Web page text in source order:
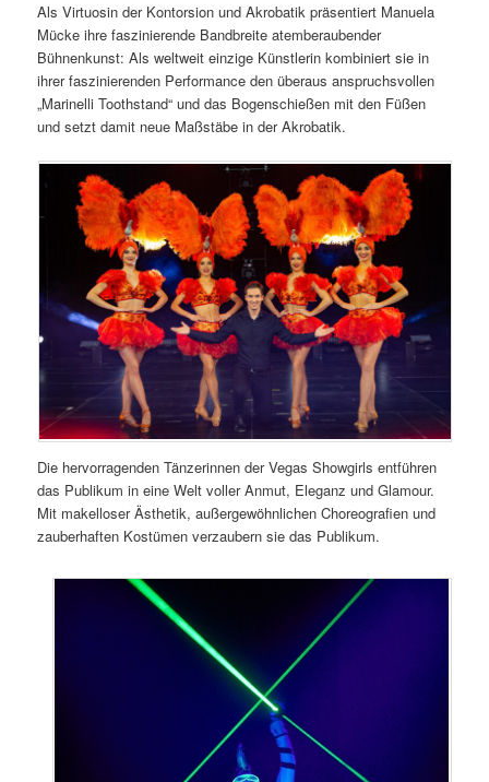
Als Virtuosin der Kontorsion und Akrobatik präsentiert Manuela
Mücke ihre faszinierende Bandbreite atemberaubender
Bühnenkunst: Als weltweit einzige Künstlerin kombiniert sie in
ihrer faszinierenden Performance den überaus anspruchsvollen
„Marinelli Toothstand“ und das Bogenschießen mit den Füßen
und setzt damit neue Maßstäbe in der Akrobatik.
Die hervorragenden Tänzerinnen der Vegas Showgirls entführen
das Publikum in eine Welt voller Anmut, Eleganz und Glamour.
Mit makelloser Ästhetik, außergewöhnlichen Choreografien und
zauberhaften Kostümen verzaubern sie das Publikum.